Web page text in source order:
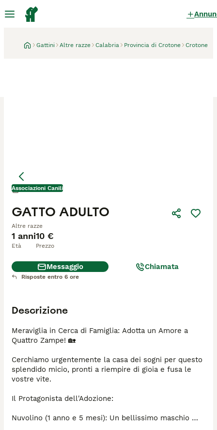
Gattini Altre razze Calabria Provincia di Crotone Crotone
Associazioni Canili
1 anni
Età
10 €
Prezzo
GATTO ADULTO
Altre razze
Crotone
Messaggio Chiamata
Risposte entro 6 ore
Descrizione
Meraviglia in Cerca di Famiglia: Adotta un Amore a
Quattro Zampe! 🏡
Cerchiamo urgentemente la casa dei sogni per questo
splendido micio, pronti a riempire di gioia e fusa le
vostre vite.
Il Protagonista dell'Adozione:
Nuvolino (1 anno e 5 mesi): Un bellissimo maschio